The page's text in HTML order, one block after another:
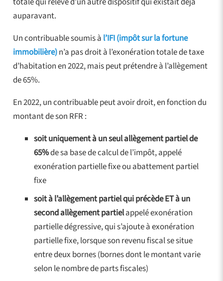
auparavant.
Un contribuable soumis à l’IFI (impôt sur la fortune
immobilière)n’a pas droit à l’exonération totale de taxe
d’habitation en 2022, mais peut prétendre à l’allègement
de 65%.
En 2022, un contribuable peut avoir droit, en fonction du
montant de son RFR :
soit uniquement à un seul allègement partiel de
65%de sa base de calcul de l’impôt, appelé
exonération partielle fixe ou abattement partiel
fixe
soit à l’allègement partiel qui précède ET à un
second allègement partielappelé exonération
partielle dégressive, qui s’ajoute à exonération
partielle fixe, lorsque son revenu fiscal se situe
entre deux bornes (bornes dont le montant varie
selon le nombre de parts fiscales)